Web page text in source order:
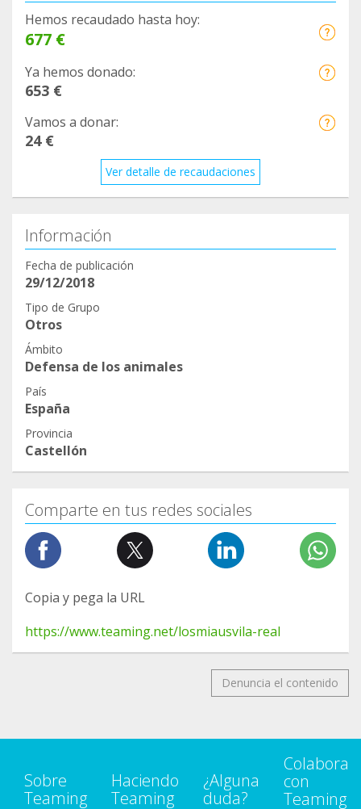
Hemos recaudado hasta hoy:
677 €
Ya hemos donado:
653 €
Vamos a donar:
24 €
Ver detalle de recaudaciones
Información
Fecha de publicación
29/12/2018
Tipo de Grupo
Otros
Ámbito
Defensa de los animales
País
España
Provincia
Castellón
Comparte en tus redes sociales
Copia y pega la URL
https://www.teaming.net/losmiausvila-real
Denuncia el contenido
Sobre
Teaming
Haciendo
Teaming
¿Alguna
duda?
Colabora
con
Teaming